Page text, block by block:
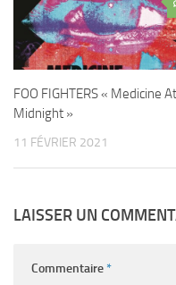
FOO FIGHTERS « Medicine At
Midnight »
11 FÉVRIER 2021
LAISSER UN
Commentaire*